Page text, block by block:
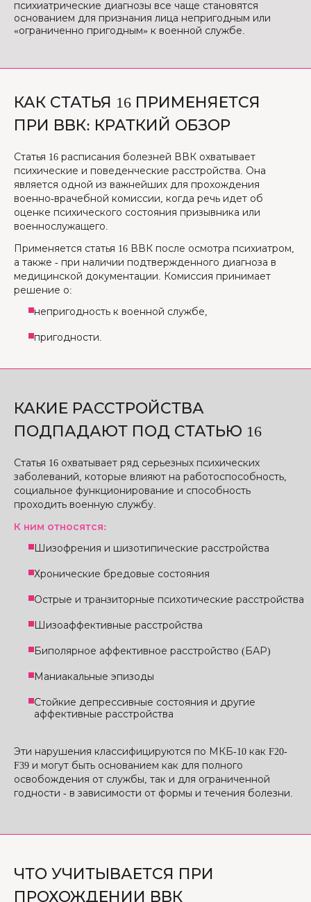
психиатрические диагнозы все чаще становятся
основанием для признания лица непригодным или
«ограниченно пригодным» к военной службе.
КАК СТАТЬЯ 16 ПРИМЕНЯЕТСЯ
ПРИ ВВК: КРАТКИЙ ОБЗОР
Статья 16 расписания болезней ВВК охватывает
психические и поведенческие расстройства. Она
является одной из важнейших для прохождения
военно-врачебной комиссии, когда речь идет об
оценке психического состояния призывника или
военнослужащего.
Применяется статья 16 ВВК после осмотра психиатром,
а также - при наличии подтвержденного диагноза в
медицинской документации. Комиссия принимает
решение о:
непригодность к военной службе,
пригодности.
КАКИЕ РАССТРОЙСТВА
ПОДПАДАЮТ ПОД СТАТЬЮ 16
Статья 16 охватывает ряд серьезных психических
заболеваний, которые влияют на работоспособность,
социальное функционирование и способность
проходить военную службу.
К ним относятся:
Шизофрения и шизотипические расстройства
Хронические бредовые состояния
Острые и транзиторные психотические расстройства
Шизоаффективные расстройства
Биполярное аффективное расстройство (БАР)
Маниакальные эпизоды
Стойкие депрессивные состояния и другие
аффективные расстройства
Эти нарушения классифицируются по МКБ-10 как F20-
F39 и могут быть основанием как для полного
освобождения от службы, так и для ограниченной
годности - в зависимости от формы и течения болезни.
ЧТО УЧИТЫВАЕТСЯ ПРИ
ПРОХОЖДЕНИИ ВВК